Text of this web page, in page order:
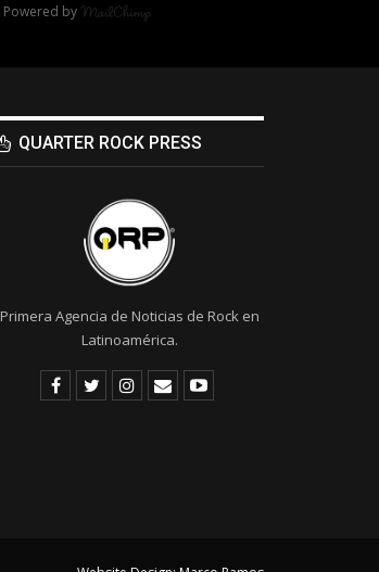
Powered by
QUARTER ROCK PRESS
Primera Agencia de Noticias de Rock en
Latinoamérica.